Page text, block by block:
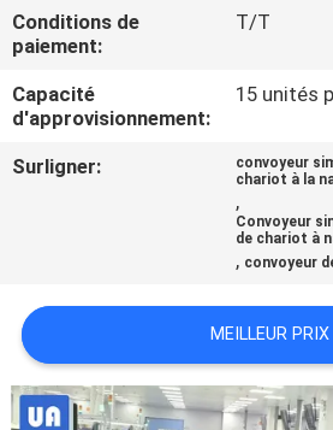
CONTACTEZ-
NOUS
NOUVELLES
CITATION
VR
Conditions de
paiement:
T/T
Capacité
d'approvisionnement:
15 unités
Surligner:
convoyeur
chariot à la
,
Convoyeur
de chariot à
, convoyeur
MEILLEUR PRIX